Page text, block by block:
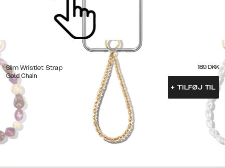
Slim Wristlet Strap
Gold Chain
189 DKK
+ TILFØJ TIL